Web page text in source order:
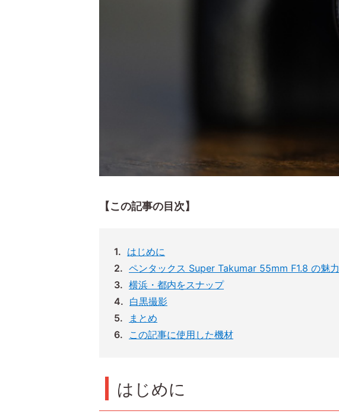
【この記事の目次】
はじめに
ペンタックス Super Takumar 55mm F1.8 の魅力
横浜・都内をスナップ
白黒撮影
まとめ
この記事に使用した機材
はじめに